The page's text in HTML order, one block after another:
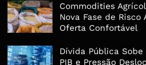
Commodities
Nova Fase de Risco
Oferta Confortável
Dívida Pública Sobe
PIB e Pressão